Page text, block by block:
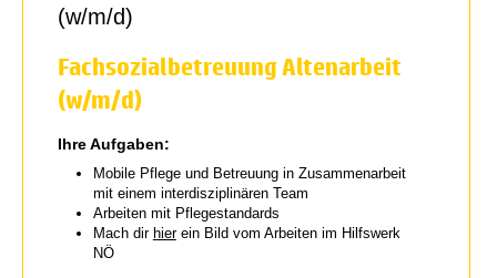
(w/m/d)
Fachsozialbetreuung Altenarbeit
(w/m/d)
Ihre Aufgaben:
Mobile Pflege und Betreuung in Zusammenarbeit
mit einem interdisziplinären Team
Arbeiten mit Pflegestandards
Mach dir hierein Bild vom Arbeiten im Hilfswerk
NÖ